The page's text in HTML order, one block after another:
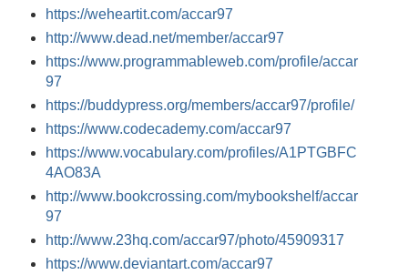
https://weheartit.com/accar97
http://www.dead.net/member/accar97
https://www.programmableweb.com/profile/accar
97
https://buddypress.org/members/accar97/profile/
https://www.codecademy.com/accar97
https://www.vocabulary.com/profiles/A1PTGBFC
4AO83A
http://www.bookcrossing.com/mybookshelf/accar
97
http://www.23hq.com/accar97/photo/45909317
https://www.deviantart.com/accar97